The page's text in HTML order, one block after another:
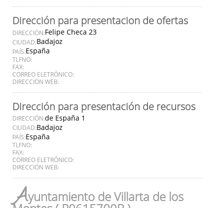
Dirección para presentacion de ofertas
DIRECCIÓN:Felipe Checa 23
CIUDAD:Badajoz
PAÍS:España
TLFNO:
FAX:
CORREO ELETRÓNICO:
DIRECCIÓN WEB:
Dirección para presentación de recursos
DIRECCIÓN:de España 1
CIUDAD:Badajoz
PAÍS:España
TLFNO:
FAX:
CORREO ELETRÓNICO:
DIRECCIÓN WEB:
Ayuntamiento de Villarta de los